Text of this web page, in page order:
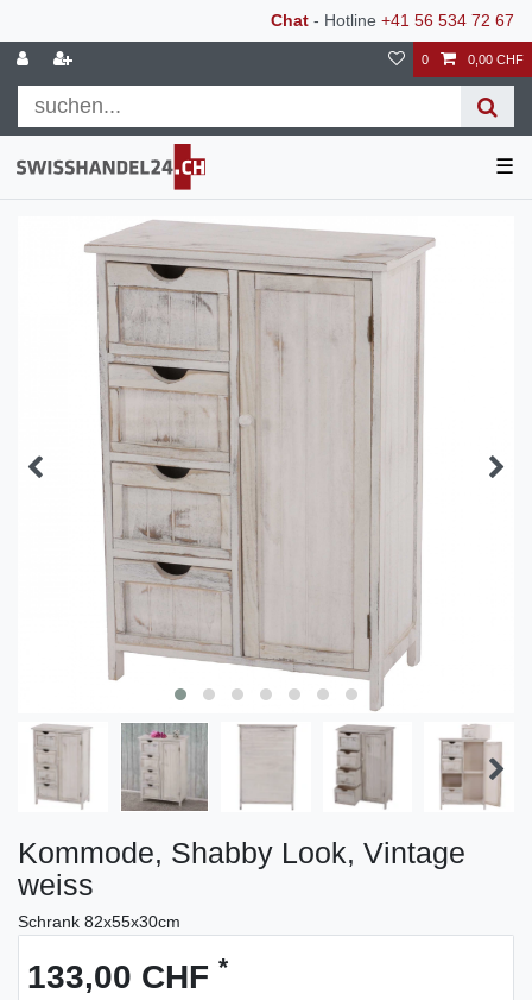
Chat - Hotline +41 56 534 72 67
0 0,00 CHF
☰
Kommode, Shabby Look, Vintage
weiss
Schrank 82x55x30cm
133,00 CHF *